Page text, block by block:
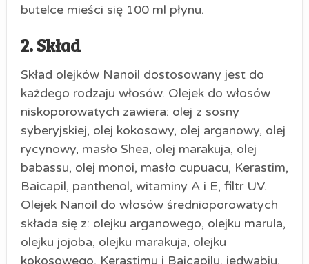
butelce mieści się 100 ml płynu.
2. Skład
Skład olejków Nanoil dostosowany jest do
każdego rodzaju włosów. Olejek do włosów
niskoporowatych zawiera: olej z sosny
syberyjskiej, olej kokosowy, olej arganowy, olej
rycynowy, masło Shea, olej marakuja, olej
babassu, olej monoi, masło cupuacu, Kerastim,
Baicapil, panthenol, witaminy A i E, filtr UV.
Olejek Nanoil do włosów średnioporowatych
składa się z: olejku arganowego, olejku marula,
olejku jojoba, olejku marakuja, olejku
kokosowego, Kerastimu i Baicapilu, jedwabiu,